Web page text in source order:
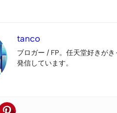
tanco
ブロガー / FP。任天堂好きが
発信しています。